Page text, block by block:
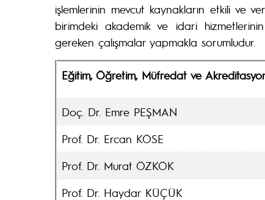
işlemlerinin mevcut kaynakların etkili ve
birimdeki akademik ve idari hizmetlerinin
gereken çalışmalar yapmakla sorumludur.
Eğitim, Öğretim, Müfredat ve
Doç. Dr. Emre PEŞMAN
Prof. Dr. Ercan KÖSE
Prof. Dr. Murat ÖZKÖK
Prof. Dr. Haydar KÜÇÜK